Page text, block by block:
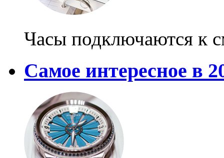
Часы подключаются к
Самое интересное в